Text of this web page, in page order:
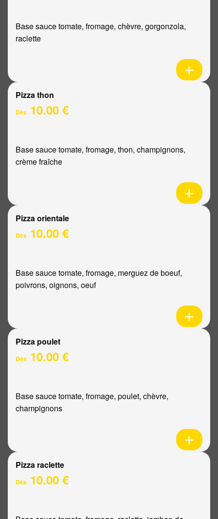
Base sauce tomate, fromage, chèvre, gorgonzola,
raclette
Pizza thon
Dès 10.00 €
Base sauce tomate, fromage, thon, champignons,
crème fraîche
Pizza orientale
Dès 10.00 €
Base sauce tomate, fromage, merguez de boeuf,
poivrons, oignons, oeuf
Pizza poulet
Dès 10.00 €
Base sauce tomate, fromage, poulet, chèvre,
champignons
Pizza raclette
Dès 10.00 €